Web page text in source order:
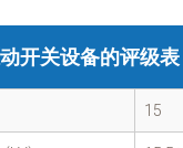
开关设备的评级表
15